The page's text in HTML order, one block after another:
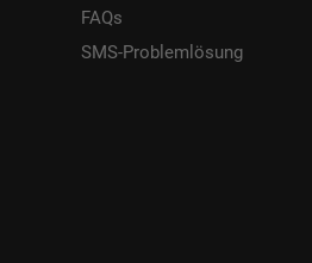
FAQs
SMS-Problemlösung